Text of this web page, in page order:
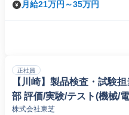
月給21万円～35万円
正社員
【川崎】製品検査・試験
部 評価/実験/テスト(機械/
株式会社東芝